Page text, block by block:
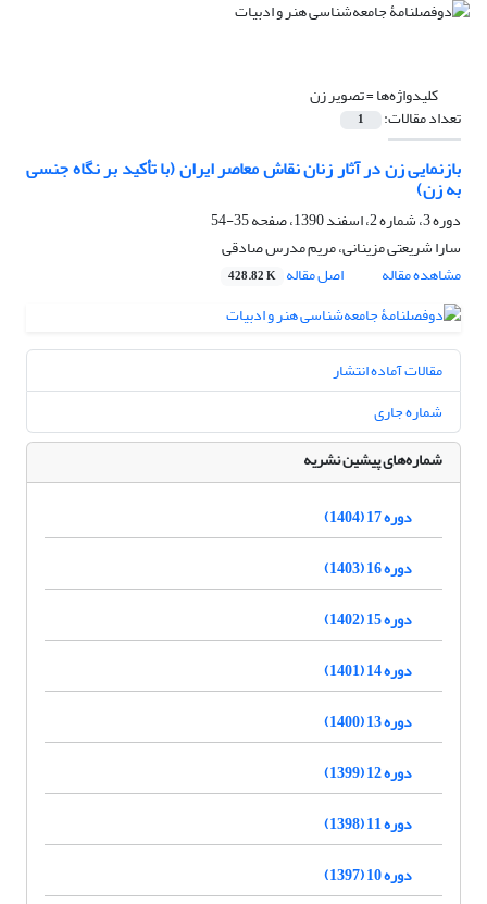
کلیدواژه‌ها =تصویر زن
تعداد مقالات: 1
بازنمایی زن در آثار زنان نقاش معاصر ایران (با تأکید بر نگاه جنسی
به زن)
دوره 3، شماره 2، اسفند 1390، صفحه
35-54
سارا شریعتی مزینانی، مریم مدرس صادقی
مشاهده مقاله
اصل مقاله 428.82 K
مقالات آماده انتشار
شماره جاری
شماره‌های پیشین نشریه
دوره 17 (1404)
دوره 16 (1403)
دوره 15 (1402)
دوره 14 (1401)
دوره 13 (1400)
دوره 12 (1399)
دوره 11 (1398)
دوره 10 (1397)